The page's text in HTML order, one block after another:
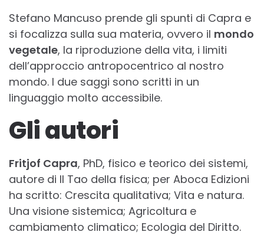
Stefano Mancuso prende gli spunti di Capra e
si focalizza sulla sua materia, ovvero il mondo
vegetale, la riproduzione della vita, i limiti
dell’approccio antropocentrico al nostro
mondo. I due saggi sono scritti in un
linguaggio molto accessibile.
Gli autori
Fritjof Capra, PhD, fisico e teorico dei sistemi,
autore di Il Tao della fisica; per Aboca Edizioni
ha scritto: Crescita qualitativa; Vita e natura.
Una visione sistemica; Agricoltura e
cambiamento climatico; Ecologia del Diritto.